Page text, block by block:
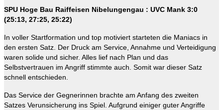
SPU Hoge Bau Raiffeisen Nibelungengau : UVC Mank 3:0
(25:13, 27:25, 25:22)
In voller Startformation und top motiviert starteten die Maniacs in
den ersten Satz. Der Druck am Service, Annahme und Verteidigung
waren solide und sicher. Alles lief nach Plan und das
Selbstvertrauen im Angriff stimmte auch. Somit war dieser Satz
schnell entschieden.
Das Service der Gegnerinnen brachte am Anfang des zweiten
Satzes Verunsicherung ins Spiel. Aufgrund einiger guter Angriffe